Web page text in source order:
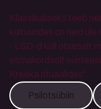
Klassikaliseks teeb
kultuurides on neid
- LSD-d küll otseselt
esmakordselt
Kreeka rituaalides¹.
Psilotsübiin